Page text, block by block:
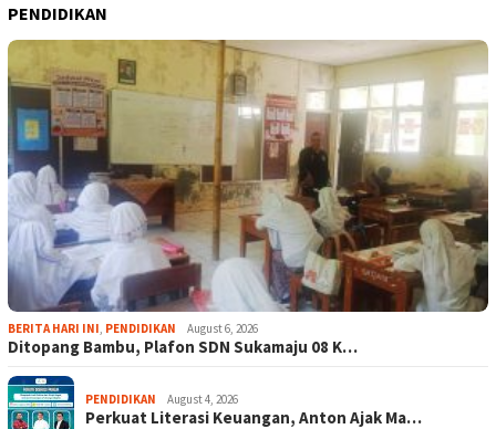
PENDIDIKAN
BERITA HARI INI PENDIDIKAN August 6, 2026
Ditopang Bambu, Plafon SDN Sukamaju 08 K…
PENDIDIKAN August 4, 2026
Perkuat Literasi Keuangan, Anton Ajak Ma…